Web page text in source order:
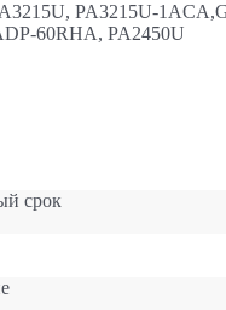
PA3215U-
60RHA, PA2450U
срок